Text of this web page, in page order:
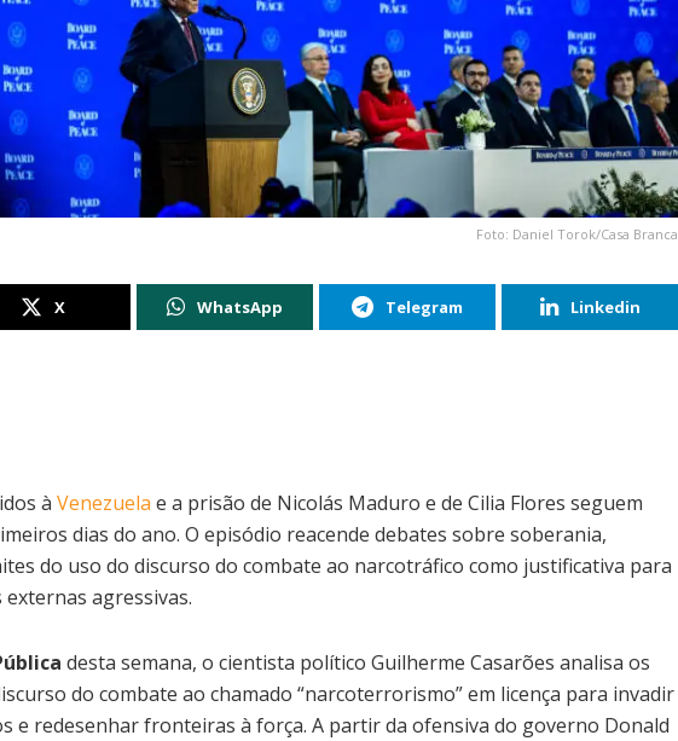
Foto: Daniel Torok/Casa Branca
X WhatsApp Telegram Linkedin
à Venezuela e a prisão de Nicolás Maduro e de Cilia Flores seguem
dias do ano. O episódio reacende debates sobre soberania,
do uso do discurso do combate ao narcotráfico como justificativa para
agressivas.
desta semana, o cientista político Guilherme Casarões analisa os
do combate ao chamado “narcoterrorismo” em licença para invadir
e redesenhar fronteiras à força. A partir da ofensiva do governo Donald